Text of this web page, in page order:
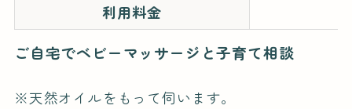
利用料金
ご自宅でベビーマッサージと子育て相談
※天然オイルをもって伺います。